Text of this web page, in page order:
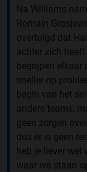
Na Williams
Romain
overtuigd dat
achter zich heeft
begrijpen elkaar
sneller op
begin van het
andere teams,
geen zorgen
dus er is geen
heb je liever
waar we staan